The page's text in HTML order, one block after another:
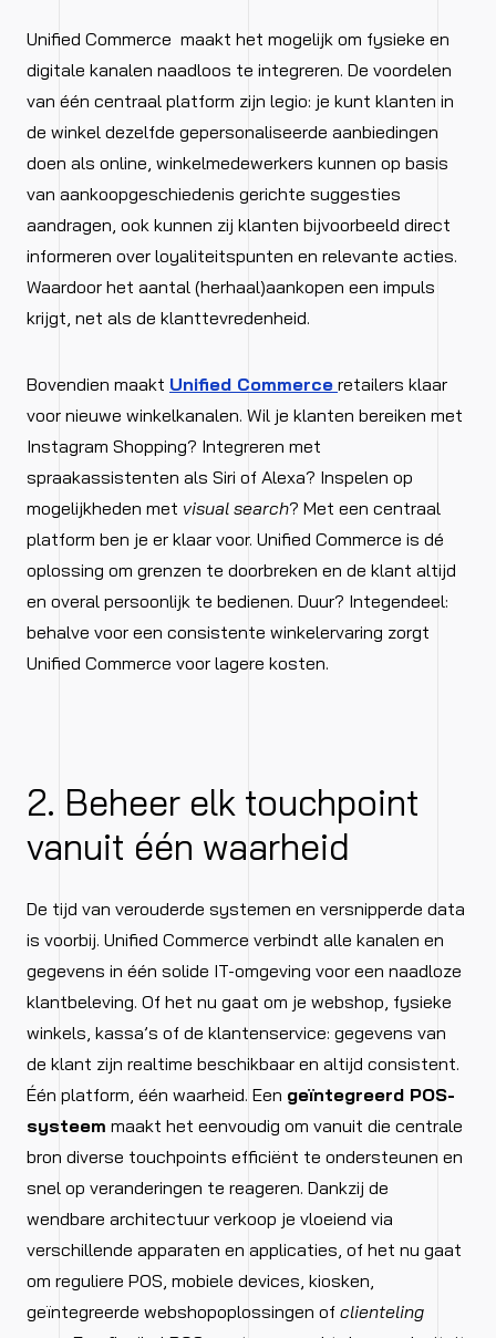
Unified Commerce maakt het mogelijk om fysieke en
digitale kanalen naadloos te integreren. De voordelen
van één centraal platform zijn legio: je kunt klanten in
de winkel dezelfde gepersonaliseerde aanbiedingen
doen als online, winkelmedewerkers kunnen op basis
van aankoopgeschiedenis gerichte suggesties
aandragen, ook kunnen zij klanten bijvoorbeeld direct
informeren over loyaliteitspunten en relevante acties.
Waardoor het aantal (herhaal)aankopen een impuls
krijgt, net als de klanttevredenheid.
Bovendien maakt Unified Commerce retailers klaar
voor nieuwe winkelkanalen. Wil je klanten bereiken met
Instagram Shopping? Integreren met
spraakassistenten als Siri of Alexa? Inspelen op
mogelijkheden met visual search? Met een centraal
platform ben je er klaar voor. Unified Commerce is dé
oplossing om grenzen te doorbreken en de klant altijd
en overal persoonlijk te bedienen. Duur? Integendeel:
behalve voor een consistente winkelervaring zorgt
Unified Commerce voor lagere kosten.
2. Beheer elk touchpoint
vanuit één waarheid
De tijd van verouderde systemen en versnipperde data
is voorbij. Unified Commerce verbindt alle kanalen en
gegevens in één solide IT-omgeving voor een naadloze
klantbeleving. Of het nu gaat om je webshop, fysieke
winkels, kassa’s of de klantenservice: gegevens van
de klant zijn realtime beschikbaar en altijd consistent.
Één platform, één waarheid. Een geïntegreerd POS-
systeem maakt het eenvoudig om vanuit die centrale
bron diverse touchpoints efficiënt te ondersteunen en
snel op veranderingen te reageren. Dankzij de
wendbare architectuur verkoop je vloeiend via
verschillende apparaten en applicaties, of het nu gaat
om reguliere POS, mobiele devices, kiosken,
geïntegreerde webshopoplossingen of clienteling